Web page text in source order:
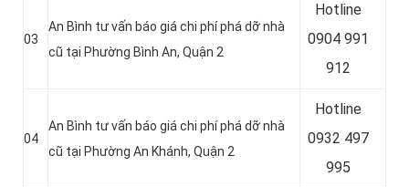
03
An Bình tư vấn báo giá chi phí phá dỡ nhà
cũ tại Phường Bình An, Quận 2
Hotline
0904 991
912
04
An Bình tư vấn báo giá chi phí phá dỡ nhà
cũ tại Phường An Khánh, Quận 2
Hotline
0932 497
995